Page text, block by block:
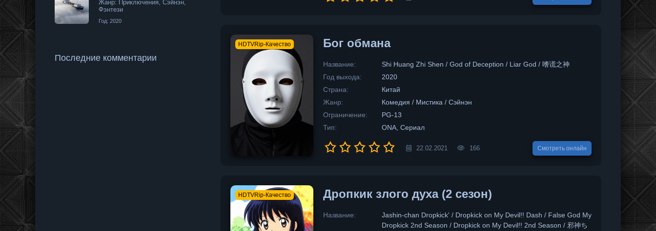
Жанр: Приключения, Сэйнэн,
Фэнтези
Год: 2020
Последние комментарии
HDTVRip-Качество Бог обмана
Название:
Shi Huang Zhi Shen / God of Deception / Liar God / 嗜谎之神
Год выхода:
2020
Страна:
Китай
Жанр:
Комедия / Мистика / Сэйнэн
Ограничение:
PG-13
Тип:
ONA, Сериал
22.02.2021 166 Смотреть онлайн
HDTVRip-Качество Дропкик злого духа (2 сезон)
Название:
Jashin-chan Dropkick' / Dropkick on My Devil!! Dash / False God My
Dropkick 2nd Season / Dropkick on My Devil!! 2nd Season / 邪神ち